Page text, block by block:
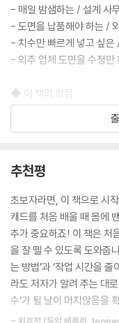
06 바로 시공할 수 있게 도
06-2 직접 만들 수 있도록
[캐드 고수의 비밀 05] 주
06-3 종이에 인쇄해야 진
[캐드 고수의 비밀 06] 확
[캐드 고수의 비밀 07]
둘째마당
단 하나의 명령어에 당신
07 벽체 그리기부터 가구
- 매일 밤샘하는 / 설계 사
- 도면을 납품해야 하는 /
- 치수만 빠르게 넣고 싶은
- 외주 업체 도면을 수정만
◆ 이 책의 장점
- 건축, 인테리어, 기계, 토
- 아는 만큼 빨라지는 캐
- 국가직무능력표준 NCS
- 최신 오토캐드 AI 기능까
평면도 그리기부터 치수
초보자도 6일이면 설계 도
추천평
초보자라면, 이 책으로 시
캐드를 처음 배울 때 몸에
추가 중요하죠! 이 책은 처
을 잘 뗄 수 있도록 도와줍
는 방법’과 ‘작업 시간을
라도 저자가 알려 주는 대
수’가 될 날이 머지않음을